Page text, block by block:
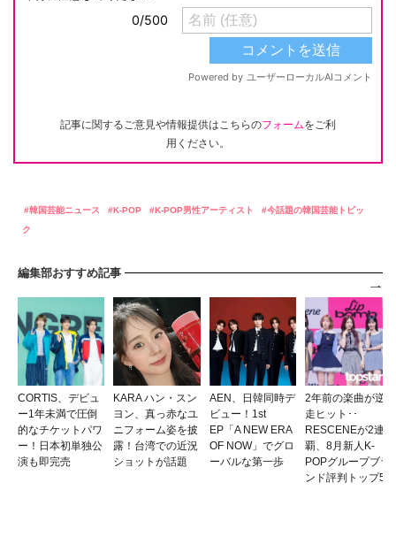
記事に関するご意見や情報提供はこちらのフォームをご利
用ください。
韓国芸能ニュース K-POP K-POP男性アーティスト
今話題の韓国芸能トピッ
ク
編集部おすすめ記事
CORTIS、デビュ
ー1年未満で圧倒
的なチケットパワ
ー！日本初単独公
演も即完売
KARA ハン・スン
ヨン、真っ赤なユ
ニフォーム姿を披
露！台湾での近況
ショットが話題
AEN、日韓同時デ
ビュー！1st
EP「A NEW ERA
OF NOW」でグロ
ーバルな第一歩
2年前の楽曲が逆
走ヒット･･
RESCENEが2連
覇、8月新人K-
POPグループブラ
ンド評判トップ5